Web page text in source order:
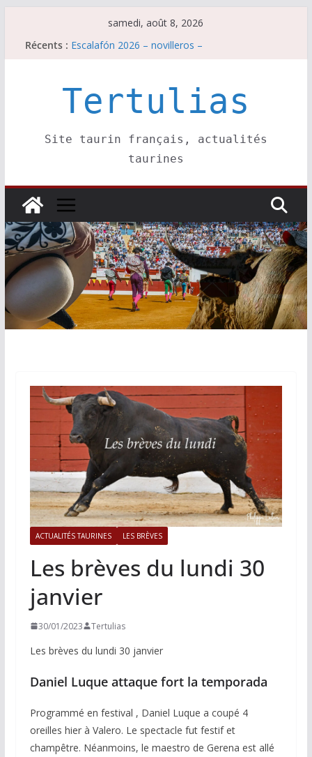
samedi, août 8, 2026
Récents : Escalafón 2026 – novilleros –
Les brèves du vendredi 7 août
Escalafón 2026 – matadors de toros-
Tertulias
Site taurin français, actualités
taurines
ACTUALITÉS TAURINES LES BRÈVES
Les brèves du lundi 30
janvier
30/01/2023 Tertulias
Les brèves du lundi 30 janvier
Daniel Luque attaque fort la temporada
Programmé en festival , Daniel Luque a coupé 4
oreilles hier à Valero. Le spectacle fut festif et
champêtre. Néanmoins, le maestro de Gerena est allé